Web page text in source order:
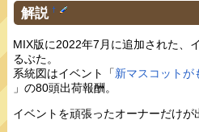
解説 †
MIX版に2022年7月に追加された、
るぶた。
系統図はイベント「新マスコットが
」の80頭出荷報酬。
イベントを頑張ったオーナーだけが